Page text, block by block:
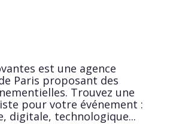
est une agence
Paris proposant des
Trouvez une
pour votre événement :
digitale, technologique...